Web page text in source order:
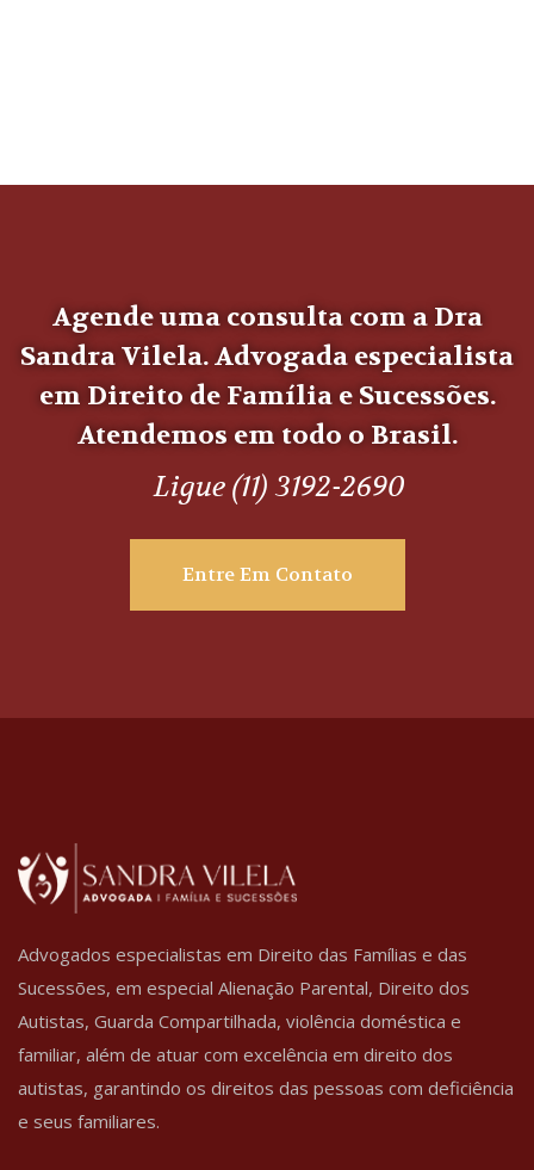
Agende uma consulta com a Dra
Sandra Vilela. Advogada especialista
em Direito de Família e Sucessões.
Atendemos em todo o Brasil.
Ligue (11) 3192-2690
Entre Em Contato
Advogados especialistas em Direito das Famílias e das
Sucessões, em especial Alienação Parental, Direito dos
Autistas, Guarda Compartilhada, violência doméstica e
familiar, além de atuar com excelência em direito dos
autistas, garantindo os direitos das pessoas com deficiência
e seus familiares.